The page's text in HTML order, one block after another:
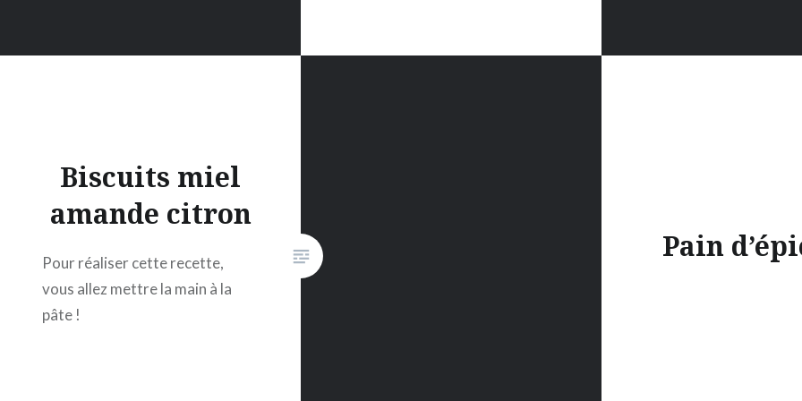
Biscuits miel
amande citron
Pour réaliser cette recette,
vous allez mettre la main à la
pâte !
Pain